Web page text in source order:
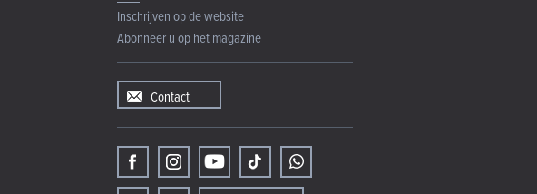
Inschrijven op de website
Abonneer u op het magazine
Contact